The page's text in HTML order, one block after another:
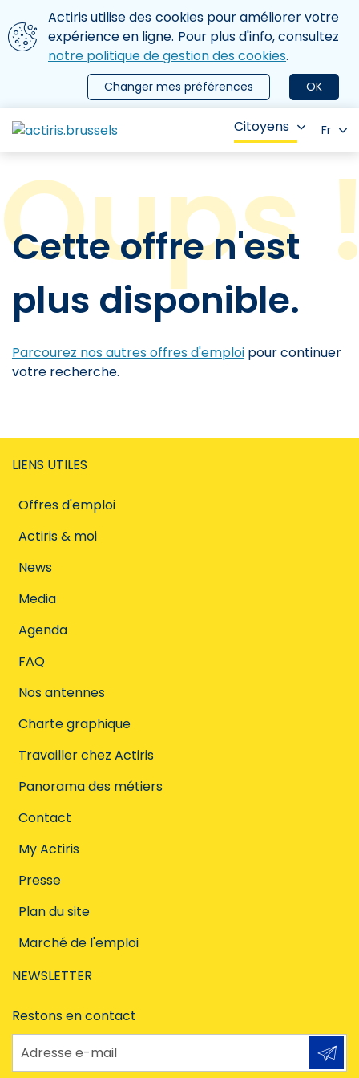
Aller au contenu principal
Nous utilisons des cookies
Actiris utilise des cookies pour améliorer votre
expérience en ligne. Pour plus d'info, consultez
notre politique de gestion des cookies.
OK
Changer mes préférences
le menu
Citoyens Fr
Cette offre n'est
plus disponible.
Parcourez nos autres offres d'emploi pour continuer
votre recherche.
LIENS UTILES
Offres d'emploi
Actiris & moi
News
Media
Agenda
FAQ
Nos antennes
Charte graphique
Travailler chez Actiris
Panorama des métiers
Contact
My Actiris
Presse
Plan du site
Marché de l'emploi
NEWSLETTER
Restons en contact
Adresse e-mail